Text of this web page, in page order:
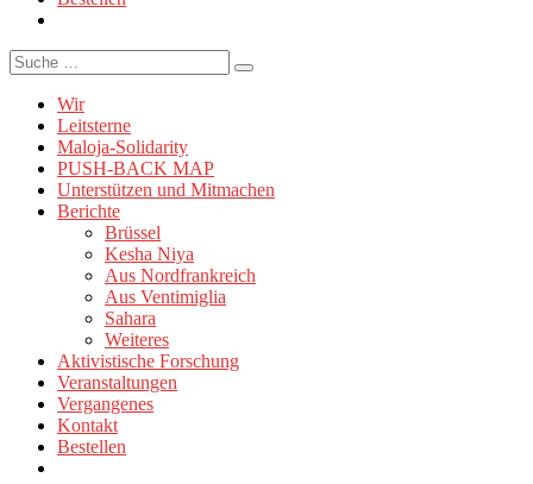
Suche
Wir
Leitsterne
Maloja-Solidarity
PUSH-BACK MAP
Unterstützen und Mitmachen
Berichte
Brüssel
Kesha Niya
Aus Nordfrankreich
Aus Ventimiglia
Sahara
Weiteres
Aktivistische Forschung
Veranstaltungen
Vergangenes
Kontakt
Bestellen